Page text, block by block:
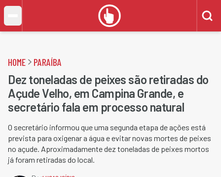
HOME PARAÍBA
Dez toneladas de peixes são retiradas do
Açude Velho, em Campina Grande, e
secretário fala em processo natural
O secretário informou que uma segunda etapa de ações está
prevista para oxigenar a água e evitar novas mortes de peixes
no açude. Aproximadamente dez toneladas de peixes mortos
já foram retiradas do local.